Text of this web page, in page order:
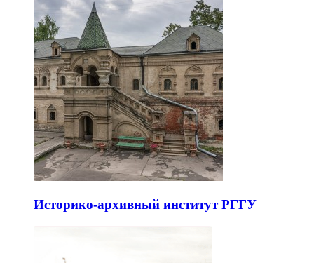
Историко-архивный институт РГГУ